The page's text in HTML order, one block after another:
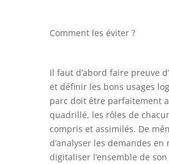
Comment les éviter ?
Il faut d’abord faire preuve
et définir les bons usages
parc doit être parfaitement
quadrillé, les rôles de
compris et assimilés. De
d’analyser les demandes en
digitaliser l’ensemble de